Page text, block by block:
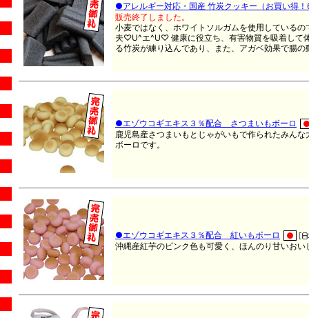
●アレルギー対応・国産 竹炭クッキー（お買い得
販売終了しました。
小麦ではなく、ホワイトソルガムを使用している
夫♡U^エ^U♡ 健康に役立ち、有害物質を吸着して
る竹炭が練り込んであり、また、アガベ効果で腸の
●エゾウコギエキス３％配合 さつまいもボーロ
鹿児島産さつまいもとじゃがいもで作られたみん
ボーロです。
●エゾウコギエキス３％配合 紅いもボーロ
沖縄産紅芋のピンク色も可愛く、ほんのり甘いおい